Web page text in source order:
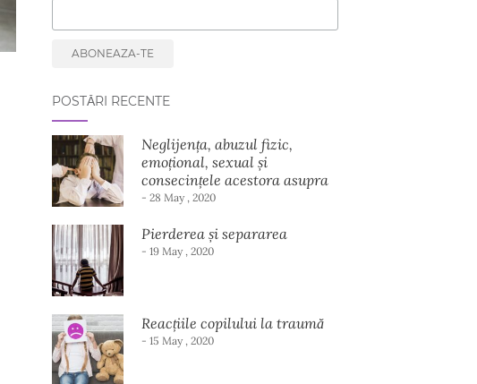
POSTĂRI RECENTE
Neglijența, abuzul fizic,
emoțional, sexual și
consecințele acestora asupra
dezvoltării copilului
- 28 May , 2020
Pierderea și separarea
- 19 May , 2020
Reacțiile copilului la traumă
- 15 May , 2020